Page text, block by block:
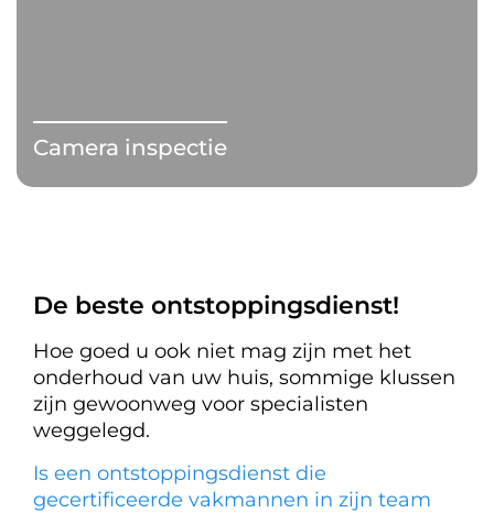
Camera inspectie
De beste ontstoppingsdienst!
Hoe goed u ook niet mag zijn met het
onderhoud van uw huis, sommige klussen
zijn gewoonweg voor specialisten
weggelegd.
Is een ontstoppingsdienst die
gecertificeerde vakmannen in zijn team